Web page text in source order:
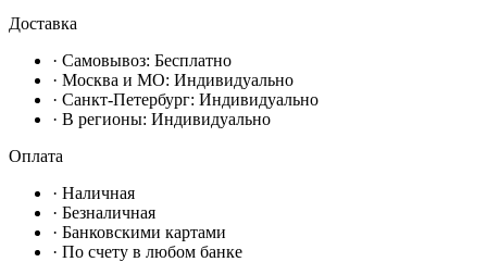
Доставка
· Самовывоз: Бесплатно
· Москвa и МО: Индивидуально
· Санкт-Петербург: Индивидуально
· В регионы: Индивидуально
Оплата
· Наличная
· Безналичная
· Банковскими картами
· По счету в любом банке